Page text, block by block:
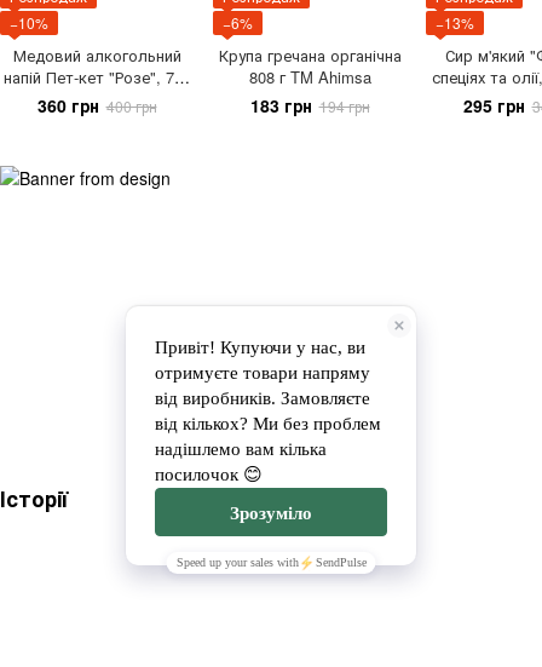
−10%
Медовий алкогольний
напій Пет-кет "Розе", 750
мл ТМ Сікера
360 грн 400 грн
−6%
Крупа гречана органічна
808 г TM Ahimsa
183 грн 194 грн
−13%
Сир м'який
спеціях та
295 грн
Історії